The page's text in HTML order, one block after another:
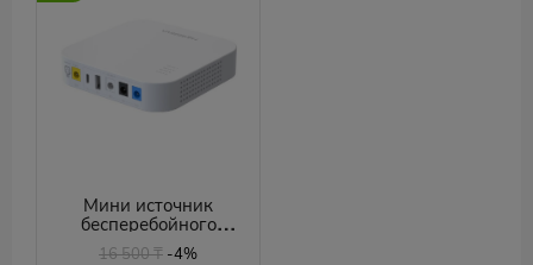
Мини источник
бесперебойного
питания Marsriva KP4
16 500₸ -4%